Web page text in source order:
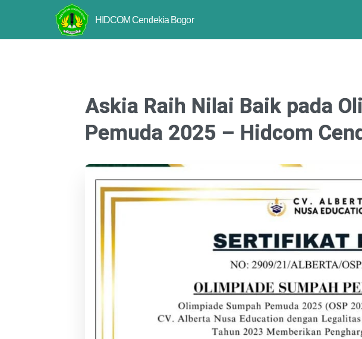
HIDCOM Cendekia Bogor
Askia Raih Nilai Baik pada
Pemuda 2025 – Hidcom